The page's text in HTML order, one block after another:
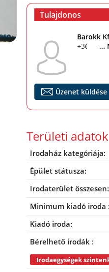
Tulajdonos
Barokk
+36 30...
Üzenet küldése
Területi adatok
Irodaház kategóriája:
Épület státusza:
Irodaterület összesen:
Minimum kiadó iroda :
Kiadó iroda:
Bérelhető irodák :